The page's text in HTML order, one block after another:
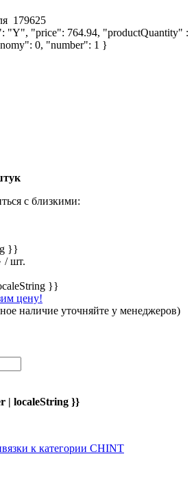
179625
"Y", "price": 764.94, "productQuantity" :
0, "number": 1 }
с близкими:
}}
/ шт.
}}
цену!
наличие уточняйте у менеджеров)
| localeString }}
к категории CHINT